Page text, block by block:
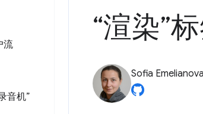
流
音机”
“渲染”
Sofia Emelianova